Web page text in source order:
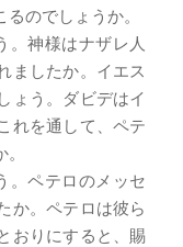
のでしょうか。
。神様はナザレ人
ましたか。イエス
ょう。ダビデはイ
れを通して、ペテ
。ペテロのメッセ
か。ペテロは彼ら
おりにすると、賜